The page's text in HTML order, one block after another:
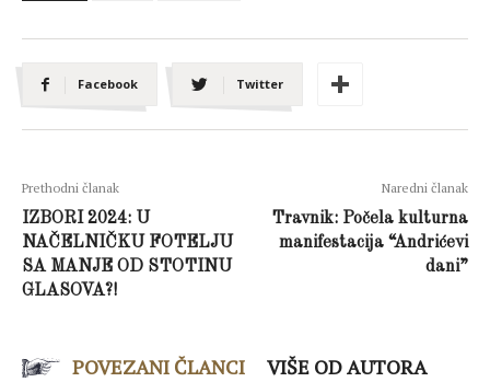
Facebook Twitter
Prethodni članak
IZBORI 2024: U
NAČELNIČKU FOTELJU
SA MANJE OD STOTINU
GLASOVA?!
Naredni članak
Travnik: Počela kulturna
manifestacija “Andrićevi
dani”
POVEZANI ČLANCI VIŠE OD AUTORA